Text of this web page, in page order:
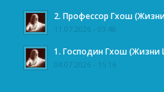
2. Профессор Гхош
11.07.2026 - 03:48
1. Господин Гхош (Жизни
04.07.2026 - 15:16